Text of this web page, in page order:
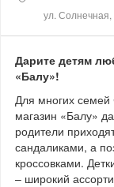
Дарите детям
«Балу»!
Для многих семей
магазин «Балу»
родители
сандаликами, а
кроссовками.
– широкий